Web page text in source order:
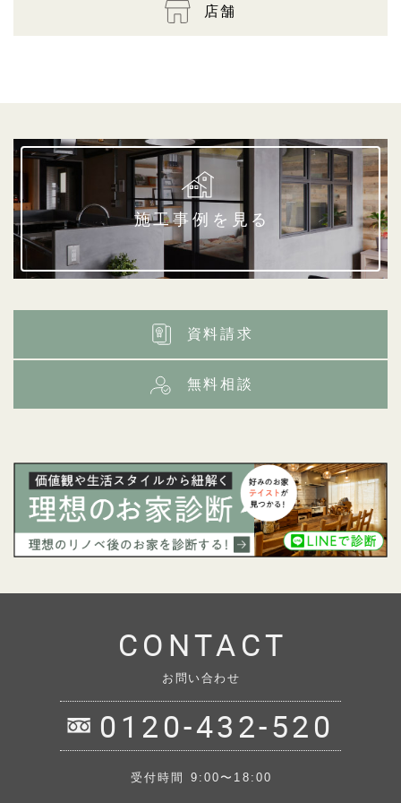
店舗
施工事例を見る
資料請求
無料相談
CONTACT
お問い合わせ
0120-432-520
受付時間 9:00〜18:00